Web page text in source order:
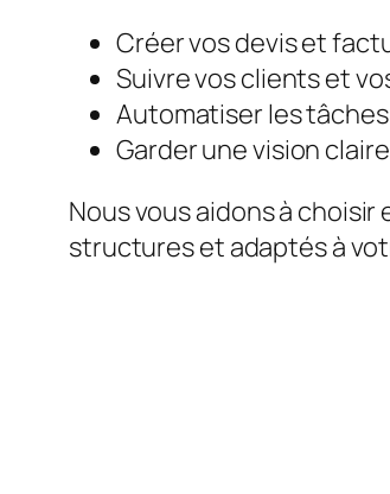
Créer vos devis et
Suivre vos clients et
Automatiser les
Garder une vision
Nous vous aidons à
structures et adaptés à